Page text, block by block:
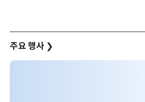
주요 행사 ❯